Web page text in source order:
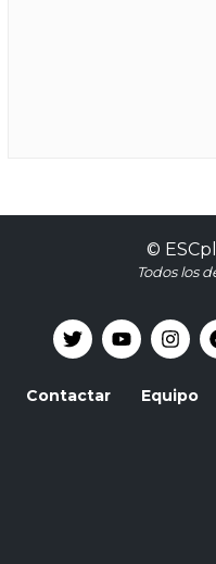
©
Todos los
Contactar Equipo